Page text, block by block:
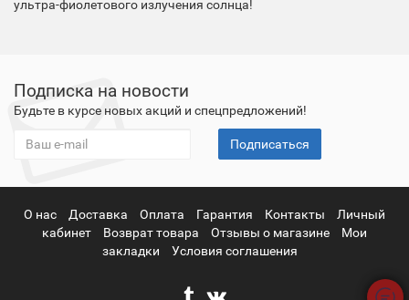
ультра-фиолетового излучения солнца!
Подписка на новости
Будьте в курсе новых акций и спецпредложений!
Подписаться
О нас Доставка Оплата Гарантия Контакты
Личный
кабинет
Возврат товара Отзывы о магазине
Мои
закладки
Условия соглашения